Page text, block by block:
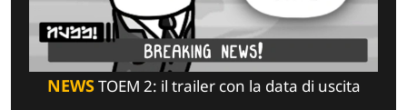
NEWSTOEM 2: il trailer con la data di uscita